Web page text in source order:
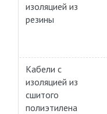
изоляцией из
резины
Кабели с
изоляцией из
сшитого
полиэтилена